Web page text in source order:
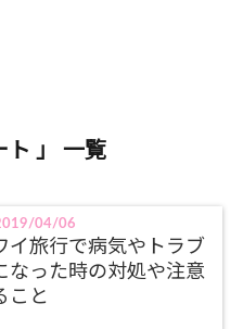
ト 」 一覧
04/06
イ旅行で病気やトラブ
なった時の対処や注意
こと